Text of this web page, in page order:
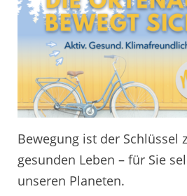
Bewegung ist der Schlüssel
gesunden Leben – für Sie
unseren Planeten.